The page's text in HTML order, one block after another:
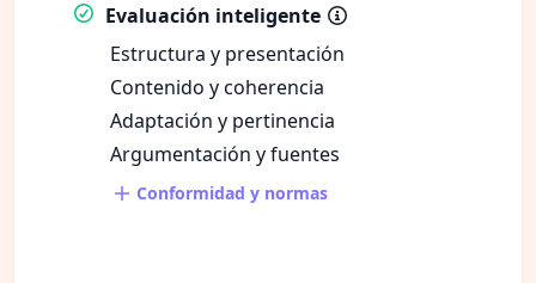
Evaluación inteligente
Estructura y presentación
Contenido y coherencia
Adaptación y pertinencia
Argumentación y fuentes
Conformidad y normas